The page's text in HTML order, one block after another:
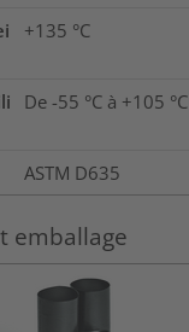
+135 °C
De -55 °C à +105 °C
ASTM D635
emballage